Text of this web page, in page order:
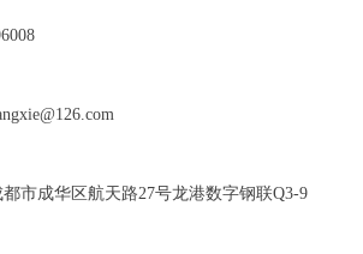
市成华区航天路27号龙港数字钢联Q3-9